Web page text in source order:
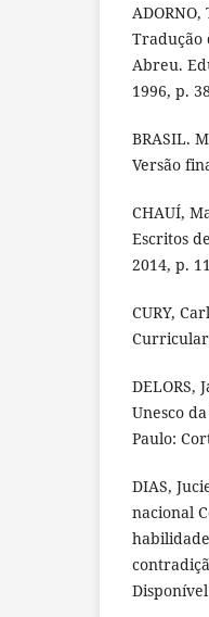
Tradução
Abreu.
1996, p.
BRASIL.
Versão
CHAUÍ,
Escritos
2014, p.
CURY,
DELORS,
Unesco
Paulo:
DIAS,
nacional